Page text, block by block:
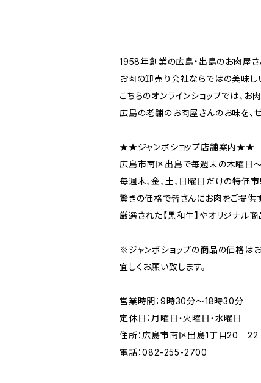
1958年創業の広島・出島のお肉屋さ
お肉の卸売り会社ならではの美味し
こちらのオンラインショップでは、
広島の老舗のお肉屋さんのお味を、
★★ジャンボショップ店舗案内★★
広島市南区出島で毎週末の木曜日〜
毎週木、金、土、日曜日だけの特価市
驚きの価格で皆さんにお肉をご提供
厳選された【黒和牛】やオリジナル
※ジャンボショップの商品の価格は
宜しくお願い致します。
営業時間：9時30分〜18時30分
定休日：月曜日・火曜日・水曜日
住所：広島市南区出島1丁目20－22
電話：082-255-2700